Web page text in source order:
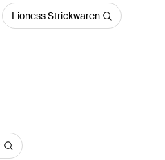
Lioness Strickwaren